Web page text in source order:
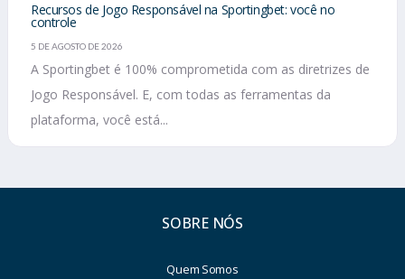
Recursos de Jogo Responsável na Sportingbet: você no
controle
5 DE AGOSTO DE 2026
A Sportingbet é 100% comprometida com as diretrizes de
Jogo Responsável. E, com todas as ferramentas da
plataforma, você está...
SOBRE NÓS
Quem Somos